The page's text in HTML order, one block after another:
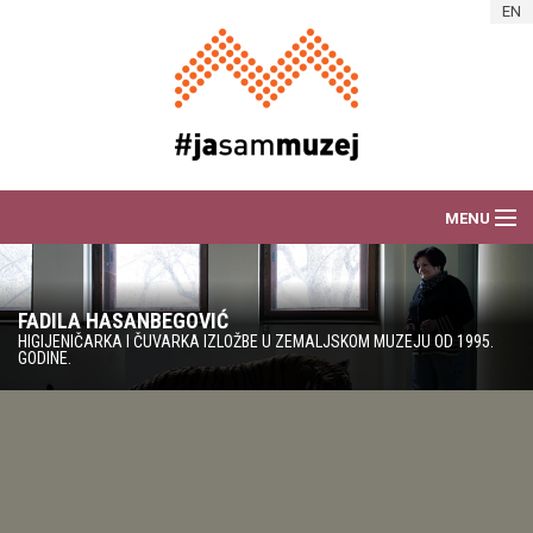
EN
MENU
O AKCIJI
DEŽURAM ZA MUZEJ
VIJESTI
FADILA HASANBEGOVIĆ
HIGIJENIČARKA I ČUVARKA IZLOŽBE U ZEMALJSKOM MUZEJU OD 1995.
GODINE.